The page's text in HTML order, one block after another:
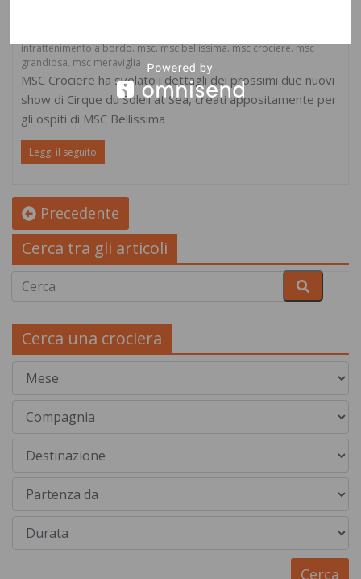
Bellissima
intrattenimento a bordo, msc, msc bellissima, msc crociere, msc
grandiosa, msc meraviglia
MSC Crociere ha svelato i dettagli dei prossimi due nuovi
show di Cirque du Soleil at Sea, creati appositamente per
gli ospiti di MSC Bellissima
Leggi il seguito
Precedente
Cerca tra gli articoli
Cerca una crociera